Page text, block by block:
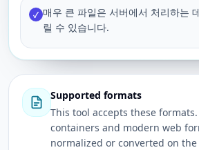
✓ 매우 큰 파일은 서버에서 처리하는
릴 수 있습니다.
Supported formats
This tool accepts these
containers and modern web
normalized or converted on